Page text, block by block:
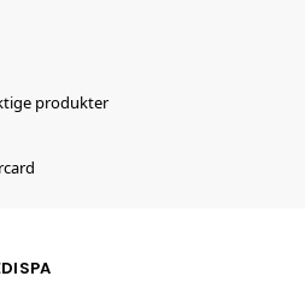
produkter